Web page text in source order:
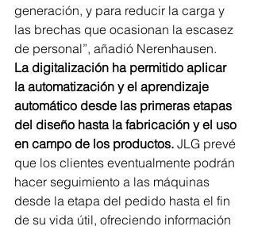
generación, y para reducir la carga y
las brechas que ocasionan la escasez
de personal”, añadió Nerenhausen.
La digitalización ha permitido aplicar
la automatización y el aprendizaje
automático desde las primeras etapas
del diseño hasta la fabricación y el uso
en campo de los productos. JLG prevé
que los clientes eventualmente podrán
hacer seguimiento a las máquinas
desde la etapa del pedido hasta el fin
de su vida útil, ofreciendo información